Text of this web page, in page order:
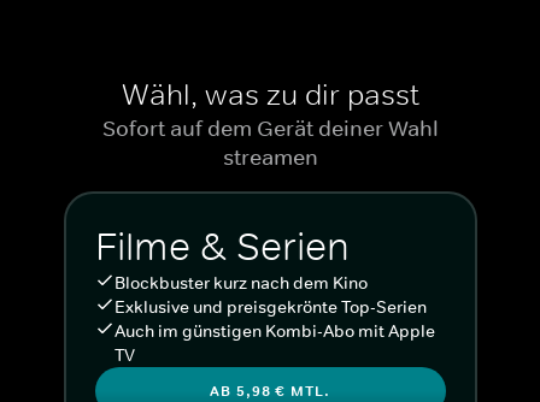
Wähl, was zu dir passt
Sofort auf dem Gerät deiner Wahl
streamen
Filme & Serien
Blockbuster kurz nach dem Kino
Exklusive und preisgekrönte Top-Serien
Auch im günstigen Kombi-Abo mit Apple
TV
AB 5,98 € MTL.